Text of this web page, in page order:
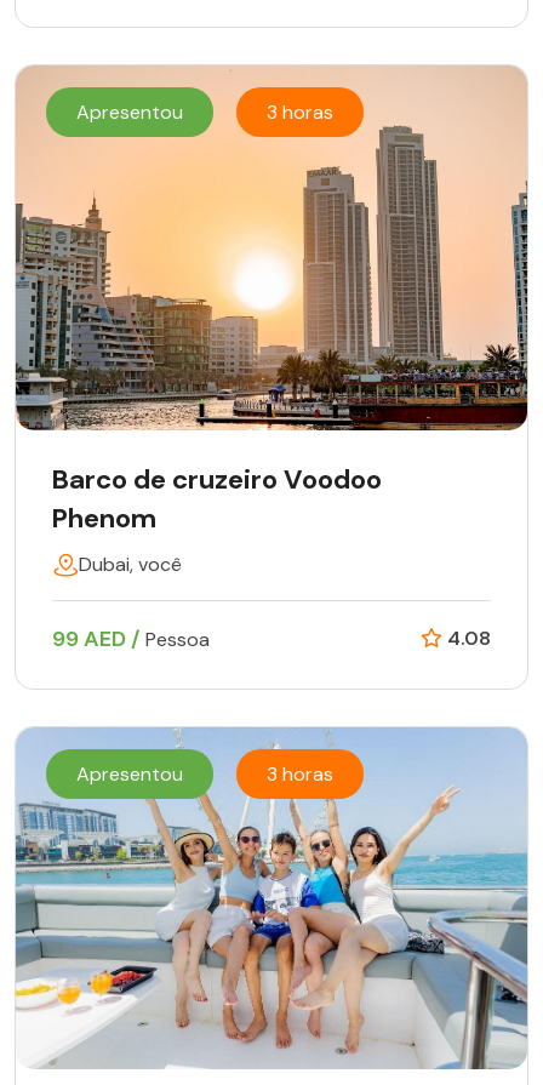
Apresentou 3 horas
Barco de cruzeiro Voodoo
Phenom
Dubai, você
99 AED / Pessoa 4.08
Apresentou 3 horas